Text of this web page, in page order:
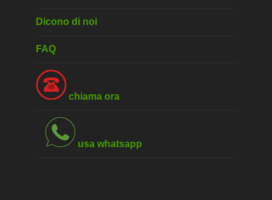
Dicono di noi
FAQ
chiama ora
usa whatsapp